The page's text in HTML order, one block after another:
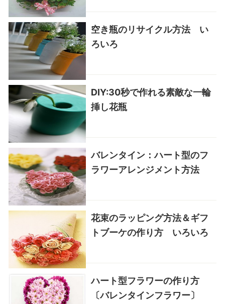
空き瓶のリサイクル方法 い
ろいろ
DIY:30秒で作れる素敵な一輪
挿し花瓶
バレンタイン：ハート型のフ
ラワーアレンジメント方法
花束のラッピング方法＆ギフ
トブーケの作り方 いろいろ
ハート型フラワーの作り方
〔バレンタインフラワー〕